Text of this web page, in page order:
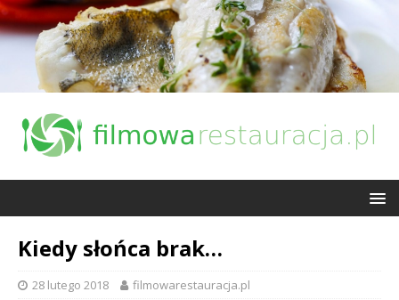
Kiedy słońca brak…
28 lutego 2018 filmowarestauracja.pl